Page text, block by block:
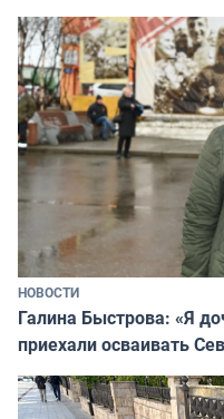
НОВОСТИ
Галина Быстрова: «Я
приехали осваивать